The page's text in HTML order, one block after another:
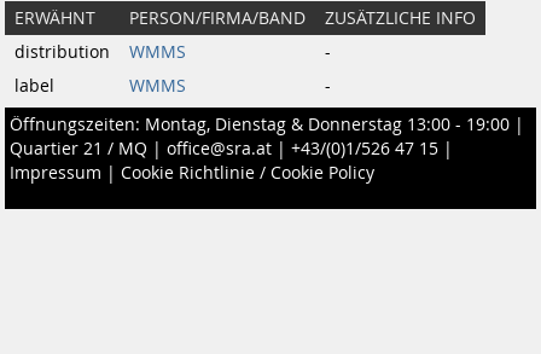
ERWÄHNT PERSON/FIRMA/BAND
ZUSÄTZLICHE INFO
distribution
WMMS
-
label
WMMS
-
Öffnungszeiten: Montag, Dienstag & Donnerstag 13:00 - 19:00 |
Quartier 21 / MQ | office@sra.at | +43/(0)1/526 47 15 |
Impressum | Cookie Richtlinie / Cookie Policy